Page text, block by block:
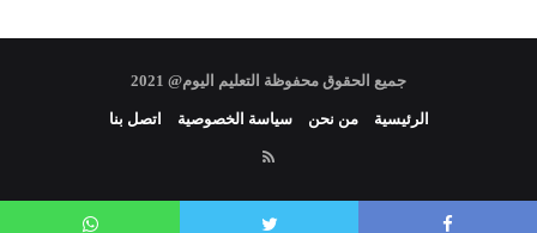
جميع الحقوق محفوظة التعليم اليوم@ 2021
الرئيسية من نحن سياسة الخصوصية اتصل بنا
RSS